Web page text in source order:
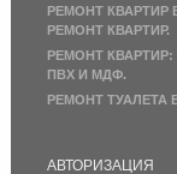
РЕМОНТ КВАРТИР
РЕМОНТ КВАРТИР.
РЕМОНТ
ПВХ И МДФ.
РЕМОНТ ТУАЛЕТА
АВТОРИЗАЦИЯ